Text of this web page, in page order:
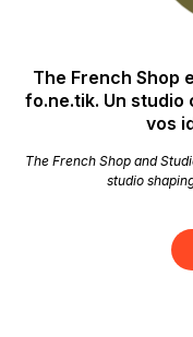
The French Shop
fo.ne.tik. Un studio
vos
The French Shop and
studio